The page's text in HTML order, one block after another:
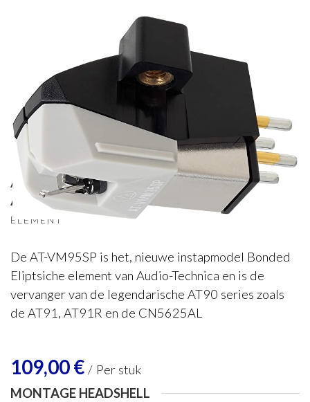
Audio Technica
Audio-Technica VM95SP (MM)
ELEMENT
De AT-VM95SP is het, nieuwe instapmodel Bonded
Eliptsiche element van Audio-Technica en is de
vervanger van de legendarische AT90 series zoals
de AT91, AT91R en de CN5625AL
109,00€ / Per stuk
MONTAGE HEADSHELL